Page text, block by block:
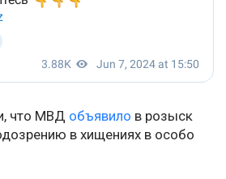
что МВД объявило в розыск
в хищениях в особо